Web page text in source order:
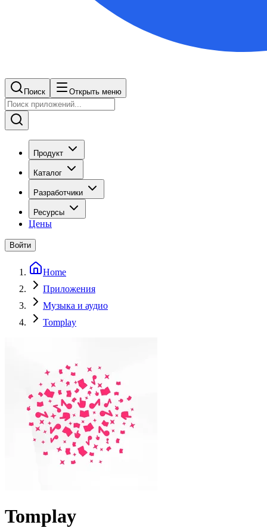
Поиск Открыть меню
Продукт
Каталог
Разработчики
Ресурсы
Цены
Войти
Home
Приложения
Музыка и аудио
Tomplay
Tomplay